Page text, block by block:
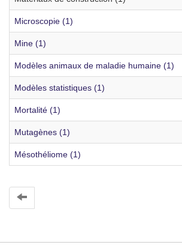
Microscopie (1)
Mine (1)
Modèles animaux de maladie humaine (1)
Modèles statistiques (1)
Mortalité (1)
Mutagènes (1)
Mésothéliome (1)